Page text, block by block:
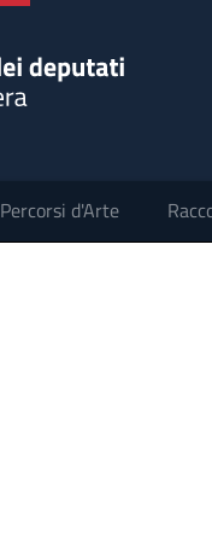
Percorsi d'Arte